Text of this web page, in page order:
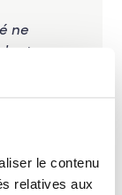
le contenu
relatives aux
ne
le
».